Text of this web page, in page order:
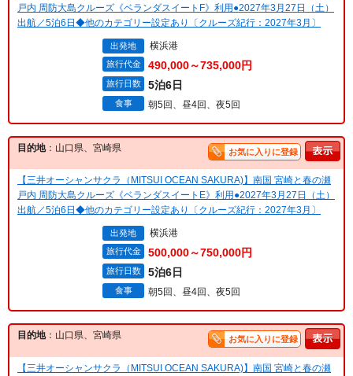
戸内 周防大島クルーズ《ベランダスイートF》利用●2027年3月27日（土）
出航／5泊6日◆他のカテゴリー設定あり〔クルーズ紀行：2027年3月〕
出発地 横浜港
旅行代金 490,000～735,000円
旅行日数 5泊6日
食事 朝5回、昼4回、夜5回
目的地：山口県、宮崎県 お気に入りに登録
【三井オーシャンサクラ（MITSUI OCEAN SAKURA)】南国 宮崎と春の瀬
戸内 周防大島クルーズ《ベランダスイートE》利用●2027年3月27日（土）
出航／5泊6日◆他のカテゴリー設定あり〔クルーズ紀行：2027年3月〕
出発地 横浜港
旅行代金 500,000～750,000円
旅行日数 5泊6日
食事 朝5回、昼4回、夜5回
目的地：山口県、宮崎県 お気に入りに登録
【三井オーシャンサクラ（MITSUI OCEAN SAKURA)】南国 宮崎と春の瀬